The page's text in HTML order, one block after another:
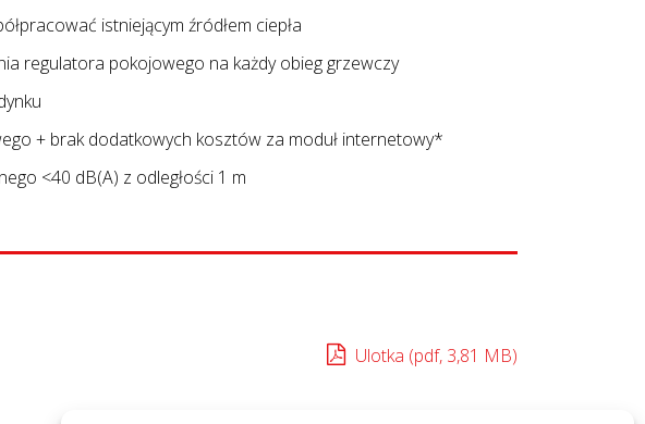
istniejącym źródłem ciepła
regulatora pokojowego na każdy obieg grzewczy
+ brak dodatkowych kosztów za moduł internetowy*
<40 dB(A) z odległości 1 m
Ulotka (pdf, 3,81 MB)